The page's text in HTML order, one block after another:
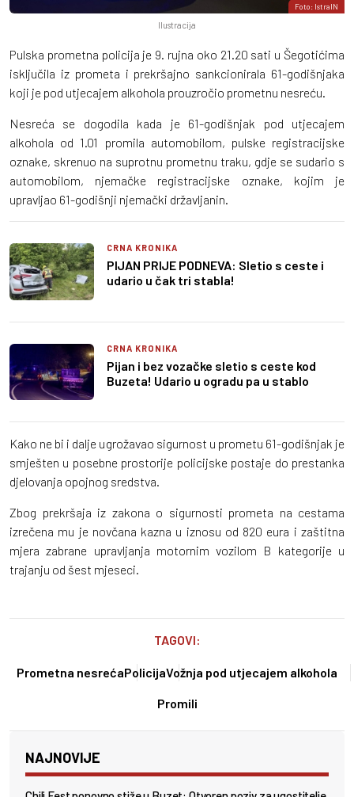
Foto: IstraIN
Ilustracija
Pulska prometna policija je 9. rujna oko 21.20 sati u Šegotićima
isključila iz prometa i prekršajno sankcionirala 61-godišnjaka
koji je pod utjecajem alkohola prouzročio prometnu nesreću.
Nesreća se dogodila kada je 61-godišnjak pod utjecajem
alkohola od 1.01 promila automobilom, pulske registracijske
oznake, skrenuo na suprotnu prometnu traku, gdje se sudario s
automobilom, njemačke registracijske oznake, kojim je
upravljao 61-godišnji njemački državljanin.
CRNA KRONIKA
PIJAN PRIJE PODNEVA: Sletio s ceste i
udario u čak tri stabla!
CRNA KRONIKA
Pijan i bez vozačke sletio s ceste kod
Buzeta! Udario u ogradu pa u stablo
Kako ne bi i dalje ugrožavao sigurnost u prometu 61-godišnjak je
smješten u posebne prostorije policijske postaje do prestanka
djelovanja opojnog sredstva.
Zbog prekršaja iz zakona o sigurnosti prometa na cestama
izrečena mu je novčana kazna u iznosu od 820 eura i zaštitna
mjera zabrane upravljanja motornim vozilom B kategorije u
trajanju od šest mjeseci.
TAGOVI:
Prometna nesrećaPolicijaVožnja pod utjecajem alkohola
Promili
NAJNOVIJE